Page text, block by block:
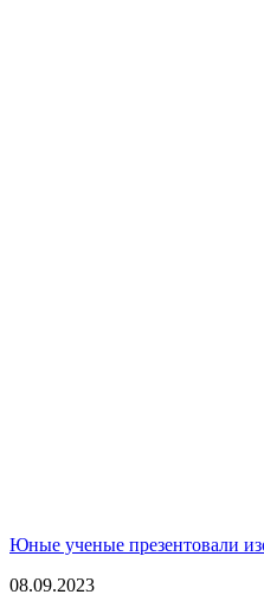
Юные ученые презентовали
08.09.2023